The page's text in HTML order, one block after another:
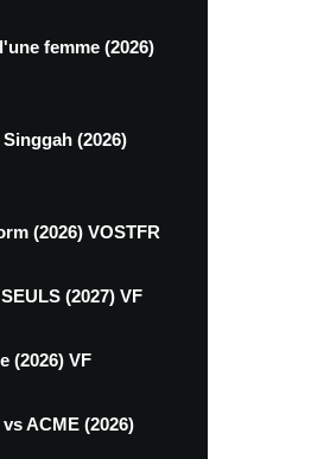
femme (2026)
(2026)
(2026) VOSTFR
(2027) VF
(2026) VF
ACME (2026)